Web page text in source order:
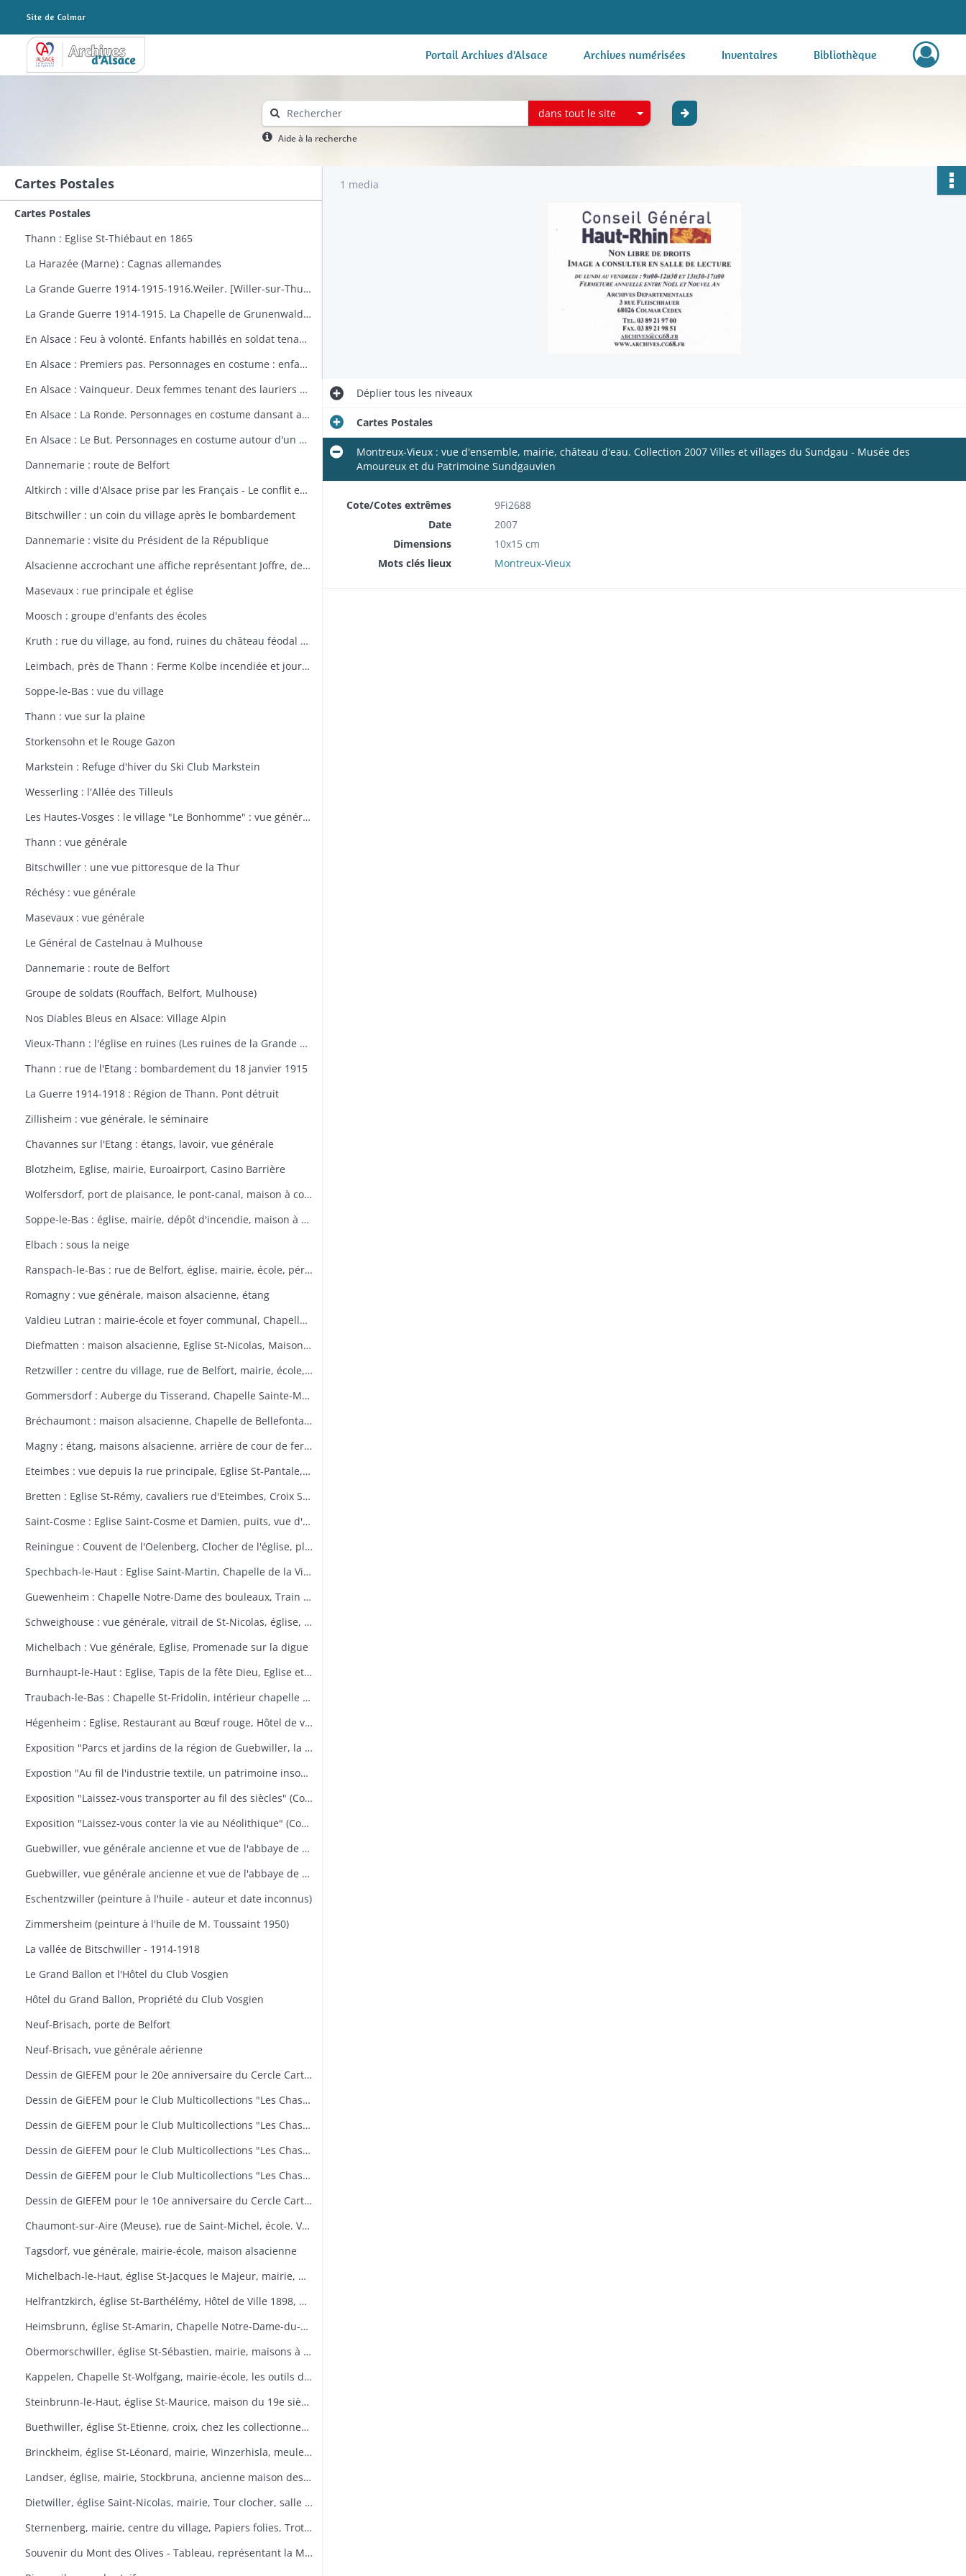
Archives Alsace - Colmar Portail Archives d'Alsace Archives numérisées Inventaires Bibliothèque
dans tout le site
Aide à la recherche
Cartes Postales
Cartes Postales
Thann : Eglise St-Thiébaut en 1865
La Harazée (Marne) : Cagnas allemandes
La Grande Guerre 1914-1915-1916.Weiler. [Willer-sur-Thur] : vue générale
La Grande Guerre 1914-1915. La Chapelle de Grunenwald près de Uderdersept habillés en soldat tenant un fusil. Dessin par Delalain.
En Alsace : Feu à volonté. Enfants habillés en soldat tenant un fusil. Dessin par Delalain.
En Alsace : Premiers pas. Personnages en costume : enfant allant vers le drapeau français. Dessin par Delalain.
En Alsace : Vainqueur. Deux femmes tenant des lauriers et un homme en costume. Dessin par Delalain.
En Alsace : La Ronde. Personnages en costume dansant autour du drapeau français. Dessin par Delalain.
En Alsace : Le But. Personnages en costume autour d'un drapeau français. Dessin par Delalain
Dannemarie : route de Belfort
Altkirch : ville d'Alsace prise par les Français - Le conflit européen en 1914
Bitschwiller : un coin du village après le bombardement
Dannemarie : visite du Président de la République
Alsacienne accrochant une affiche représentant Joffre, dessin de Th. CROY
Masevaux : rue principale et église
Moosch : groupe d'enfants des écoles
Kruth : rue du village, au fond, ruines du château féodal de Wildenstein
Leimbach, près de Thann : Ferme Kolbe incendiée et journellement bombardée avec les dépendances en ruines
Soppe-le-Bas : vue du village
Thann : vue sur la plaine
Storkensohn et le Rouge Gazon
Markstein : Refuge d'hiver du Ski Club Markstein
Wesserling : l'Allée des Tilleuls
Les Hautes-Vosges : le village "Le Bonhomme" : vue générale
Thann : vue générale
Bitschwiller : une vue pittoresque de la Thur
Réchésy : vue générale
Masevaux : vue générale
Le Général de Castelnau à Mulhouse
Dannemarie : route de Belfort
Groupe de soldats (Rouffach, Belfort, Mulhouse)
Nos Diables Bleus en Alsace: Village Alpin
Vieux-Thann : l'église en ruines (Les ruines de la Grande Guerre)
Thann : rue de l'Etang : bombardement du 18 janvier 1915
La Guerre 1914-1918 : Région de Thann. Pont détruit
Zillisheim : vue générale, le séminaire
Chavannes sur l'Etang : étangs, lavoir, vue générale
Blotzheim, Eglise, mairie, Euroairport, Casino Barrière
Wolfersdorf, port de plaisance, le pont-canal, maison à colombages
Soppe-le-Bas : église, mairie, dépôt d'incendie, maison à colombages
Elbach : sous la neige
Ranspach-le-Bas : rue de Belfort, église, mairie, école, périscolaire, platanes plantés sous Napoléon
Romagny : vue générale, maison alsacienne, étang
Valdieu Lutran : mairie-école et foyer communal, Chapelle Notre Dame de la Pitié, calvaire, échelle d'écluses sens Valdieu-Retzwiller
Diefmatten : maison alsacienne, Eglise St-Nicolas, Maison natale Barthélémy Gross
Retzwiller : centre du village, rue de Belfort, mairie, école, décors floraux
Gommersdorf : Auberge du Tisserand, Chapelle Sainte-Marguerite, Calvaire rue des Tilleuls
Bréchaumont : maison alsacienne, Chapelle de Bellefontaine, rue de l'église, M.A.R.P.A. (Maison d'accueil rurale pour personne âgées)
Magny : étang, maisons alsacienne, arrière de cour de ferme
Eteimbes : vue depuis la rue principale, Eglise St-Pantale, maison alsacienne
Bretten : Eglise St-Rémy, cavaliers rue d'Eteimbes, Croix St-Eloi
Saint-Cosme : Eglise Saint-Cosme et Damien, puits, vue d'ensemble, ancien presbytère, mairie
Reiningue : Couvent de l'Oelenberg, Clocher de l'église, plan d'eau, cour de ferme
Spechbach-le-Haut : Eglise Saint-Martin, Chapelle de la Vierge, Christ du dimanche des rameaux sur l'âne, Vierge de la Pitié
Guewenheim : Chapelle Notre-Dame des bouleaux, Train de la Doller, lavoir, pierre borne, mur cimetière, Calvaire 1857 avec décorations florales
Schweighouse : vue générale, vitrail de St-Nicolas, église, la Doller
Michelbach : Vue générale, Eglise, Promenade sur la digue
Burnhaupt-le-Haut : Eglise, Tapis de la fête Dieu, Eglise et école, Office de la fête Dieu
Traubach-le-Bas : Chapelle St-Fridolin, intérieur chapelle et tableau, Ecole, rue principale
Hégenheim : Eglise, Restaurant au Bœuf rouge, Hôtel de ville, décors floraux
Exposition "Parcs et jardins de la région de Guebwiller, la culture d'un patrimoine florissant" (Communauté de Communes de la Région de Guebwiller, du 15 octobre 2010 au 31 janvier 2011)
Expostion "Au fil de l'industrie textile, un patrimoine insoupçonné" (Communauté de Communes de la Région de Guebwiller, du 11 septembre au 30 octobre 2009)
Exposition "Laissez-vous transporter au fil des siècles" (Communauté de Communes de la Région de Guebwiller, du 26 octobre 2012 au 19 janvier 2013)
Exposition "Laissez-vous conter la vie au Néolithique" (Communauté de Communes de la Région de Guebwiller, du 14 octobre 2011 au 26 janvier 2012)
Guebwiller, vue générale ancienne et vue de l'abbaye de Murbach.
Guebwiller, vue générale ancienne et vue de l'abbaye de Murbach.
Eschentzwiller (peinture à l'huile - auteur et date inconnus)
Zimmersheim (peinture à l'huile de M. Toussaint 1950)
La vallée de Bitschwiller - 1914-1918
Le Grand Ballon et l'Hôtel du Club Vosgien
Hôtel du Grand Ballon, Propriété du Club Vosgien
Neuf-Brisach, porte de Belfort
Neuf-Brisach, vue générale aérienne
Dessin de GIEFEM pour le 20e anniversaire du Cercle Cartophile de Thann et de la Vallée de la Thur. 25-26 novembre 2006. carte n° 17
Dessin de GiEFEM pour le Club Multicollections "Les Chasseurs d'Images", Mulhouse. Carte n° 19 : "50 ans de carnaval à Mulhouse
Dessin de GiEFEM pour le Club Multicollections "Les Chasseurs d'Images", Mulhouse. Carte n° 20 : "L'univers de Tintin
Dessin de GiEFEM pour le Club Multicollections "Les Chasseurs d'Images", Mulhouse. Carte n° 17 : "Nounours a Cent ans
Dessin de GiEFEM pour le Club Multicollections "Les Chasseurs d'Images". Mulhouse. Carte n° 15
Dessin de GIEFEM pour le 10e anniversaire du Cercle Cartophile de Thann et de la Vallée de la Thur. Novembre 1997
Chaumont-sur-Aire (Meuse), rue de Saint-Michel, école. Vue d'une carte postale pour l'exposition de cartes postales anciennes (11 octobre 2009)
Tagsdorf, vue générale, mairie-école, maison alsacienne
Michelbach-le-Haut, église St-Jacques le Majeur, mairie, maison 1832, fontaine, fête du pain
Helfrantzkirch, église St-Barthélémy, Hôtel de Ville 1898, maison alsacienne
Heimsbrunn, église St-Amarin, Chapelle Notre-Dame-du-Chêne, Maison Ste-Anne, mairie
Obermorschwiller, église St-Sébastien, mairie, maisons à colombages
Kappelen, Chapelle St-Wolfgang, mairie-école, les outils d'antan, chez le collectionneur de tracteurs
Steinbrunn-le-Haut, église St-Maurice, maison du 19e siècle, vue générale
Buethwiller, église St-Etienne, croix, chez les collectionneurs
Brinckheim, église St-Léonard, mairie, Winzerhisla, meule 1597, moulin
Landser, église, mairie, Stockbruna, ancienne maison des sœurs, Monastère St-Alphonse
Dietwiller, église Saint-Nicolas, mairie, Tour clocher, salle des fêtes
Sternenberg, mairie, centre du village, Papiers folies, Trotta Hisla
Souvenir du Mont des Olives - Tableau, représentant la Mort, à l'entrée du dortoir peint par Père M. Joseph (Baron de Géramb, général autrichien, mort en 1848 comme procurateur des Trappistes).
1 media
Dépliertous les niveaux
Cartes Postales
Montreux-Vieux : vue d'ensemble, mairie, château d'eau. Collection 2007 Villes et villages du Sundgau - Musée des
Amoureux et du Patrimoine Sundgauvien
Cote/Cotes extrêmes
9Fi2688
Date
2007
Dimensions
10x15 cm
Mots clés lieux
Montreux-Vieux